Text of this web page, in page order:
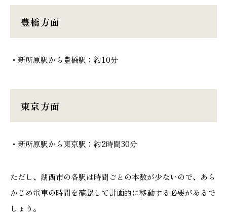
豊橋方面
・新所原駅から豊橋駅：約10分
東京方面
・新所原駅から東京駅：約2時間30分
ただし、湖西市の各駅は時間ごとの本数が少ないので、あら
かじめ電車の時間を確認して計画的に移動する必要があるで
しょう。